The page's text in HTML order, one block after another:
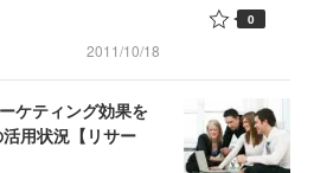
2011/10/18
0
ケティング効果を
用状況【リサー